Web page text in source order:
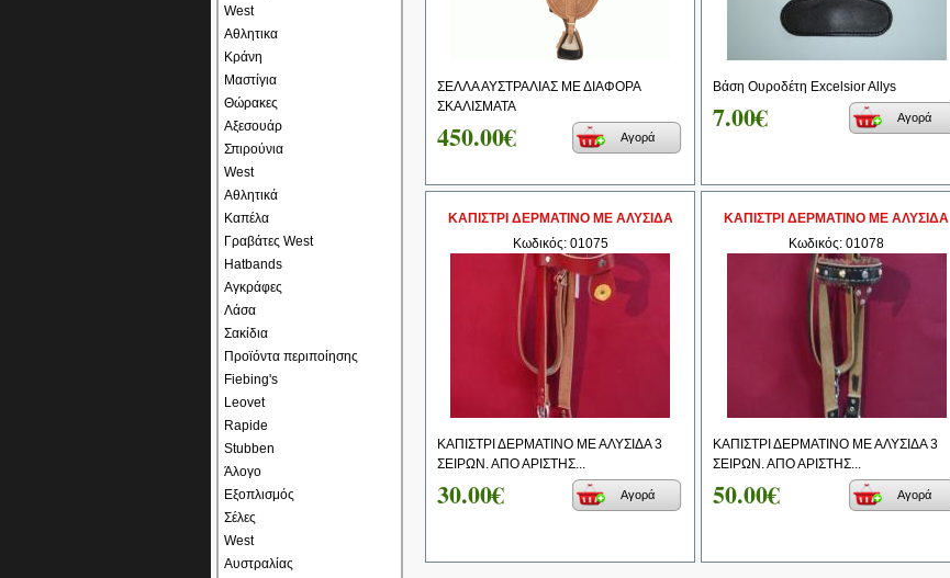
West
Αθλητικα
Κράνη
Μαστίγια
Θώρακες
Αξεσουάρ
Σπιρούνια
West
Αθλητικά
Καπέλα
Γραβάτες West
Hatbands
Αγκράφες
Λάσα
Σακίδια
Προϊόντα περιποίησης
Fiebing's
Leovet
Rapide
Stubben
Άλογο
Εξοπλισμός
Σέλες
West
Αυστραλίας
ΣΕΛΛΑ ΑΥΣΤΡΑΛΙΑΣ ΜΕ ΔΙΑΦΟΡΑ
ΣΚΑΛΙΣΜΑΤΑ
450.00€ Αγορά
Βάση Ουροδέτη Excelsior Allys
7.00€ Αγορά
ΚΑΠΙΣΤΡΙ ΔΕΡΜΑΤΙΝΟ ΜΕ ΑΛΥΣΙΔΑ
Κωδικός: 01075
ΚΑΠΙΣΤΡΙ ΔΕΡΜΑΤΙΝΟ ΜΕ ΑΛΥΣΙΔΑ 3
ΣΕΙΡΩΝ. ΑΠΟ ΑΡΙΣΤΗΣ...
30.00€ Αγορά
ΚΑΠΙΣΤΡΙ ΔΕΡΜΑΤΙΝΟ ΜΕ ΑΛΥΣΙΔΑ
Κωδικός: 01078
ΚΑΠΙΣΤΡΙ ΔΕΡΜΑΤΙΝΟ ΜΕ ΑΛΥΣΙΔΑ 3
ΣΕΙΡΩΝ. ΑΠΟ ΑΡΙΣΤΗΣ...
50.00€ Αγορά